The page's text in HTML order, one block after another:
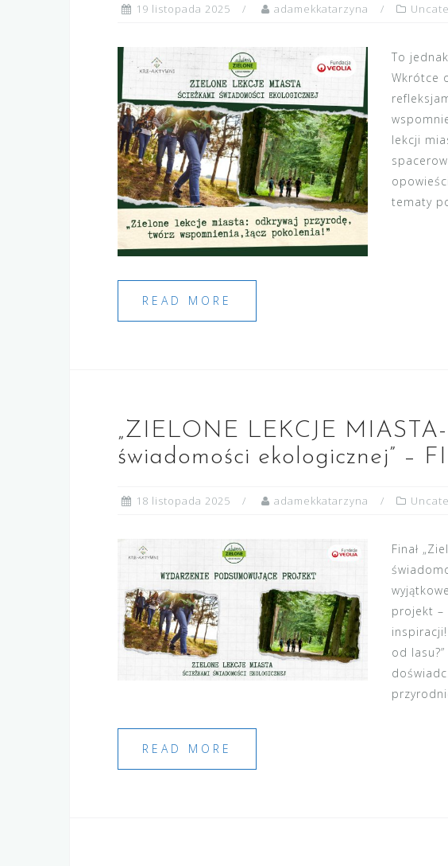
19 listopada 2025 adamekkatarzyna
To
Wkrótce
lekcji
tematy
READ MORE
„ZIELONE LEKCJE MIASTA-
świadomości ekologicznej” –
18 listopada 2025 adamekkatarzyna
Finał
projekt –
od
READ MORE